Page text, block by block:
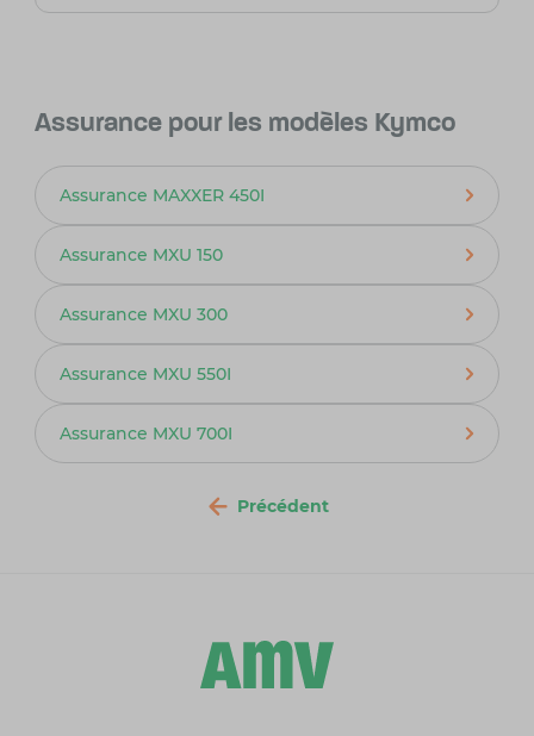
Assurance pour les modèles Kymco
Assurance MAXXER 450I
Assurance MXU 150
Assurance MXU 300
Assurance MXU 550I
Assurance MXU 700I
Précédent